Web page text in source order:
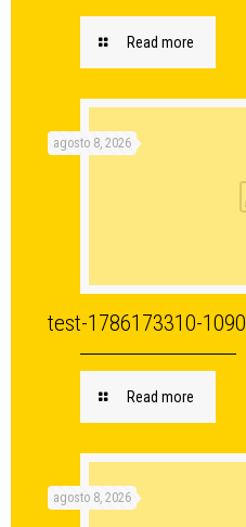
Read more
agosto 8, 2026
test-1786173310-1090
Read more
agosto 8, 2026